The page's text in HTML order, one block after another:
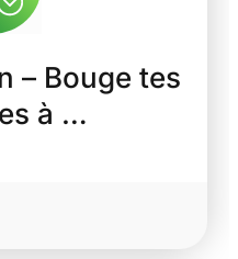
– Bouge tes
à …